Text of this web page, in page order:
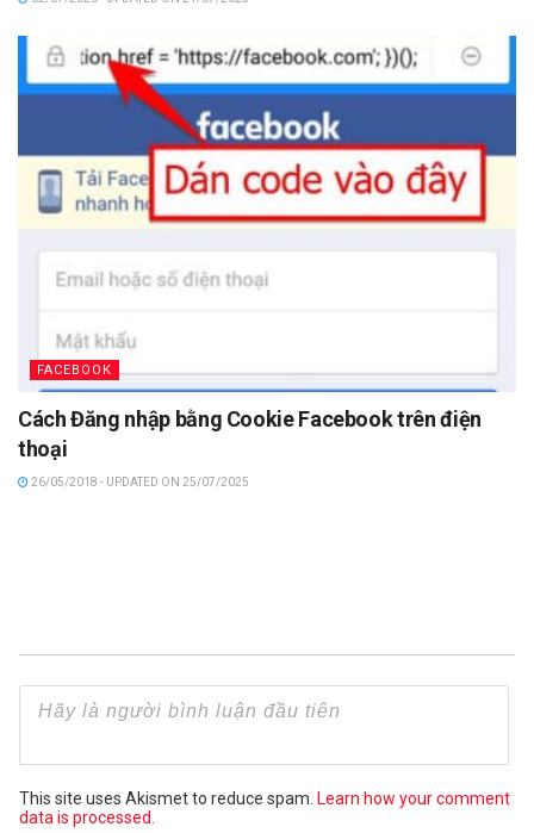
FACEBOOK
Cách Đăng nhập bằng Cookie Facebook trên điện
thoại
26/05/2018 - UPDATED ON 25/07/2025
This site uses Akismet to reduce spam. Learn how your comment
data is processed.